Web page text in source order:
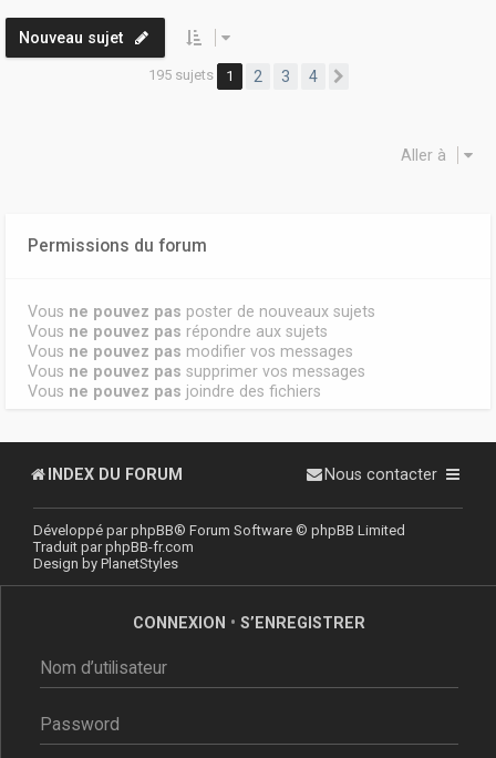
Nouveau sujet
195 sujets 1 2 3 4
Aller à
Permissions du forum
Vous ne pouvez pas poster de nouveaux sujets
Vous ne pouvez pas répondre aux sujets
Vous ne pouvez pas modifier vos messages
Vous ne pouvez pas supprimer vos messages
Vous ne pouvez pas joindre des fichiers
INDEX DU FORUM Nous contacter
Développé parphpBB® Forum Software © phpBB Limited
Traduit parphpBB-fr.com
Design by PlanetStyles
CONNEXION • S’ENREGISTRER